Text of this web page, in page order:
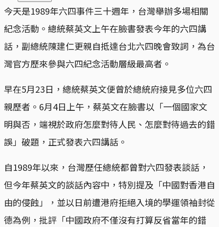
今天是1989年六四事件三十週年，台灣舉辦多場相關
紀念活動。總統蔡英文上午在臉書發表今年的六四講
話，副總統陳建仁更親自抵達台北六四晚會致詞，為台
灣官方歷來參與六四紀念活動層級最高者。
早在5月23日，總統蔡英文便曾於總統府接見多位六四
親歷者。6月4日上午，蔡英文在臉書以「一個國家文
明與否，端視於政府怎麼對待人民、怎麼對待過去的錯
誤」破題，正式發表六四講話。
自1989年以來，台灣歷任總統都曾對六四發表談話，
但今年蔡英文的談話內容中，特別提及「中國對香港自
由的侵蝕」，並以日前遭港府拒絕入境的學運領袖封從
德為例，批評「中國政府不僅沒有打算反省當年的錯